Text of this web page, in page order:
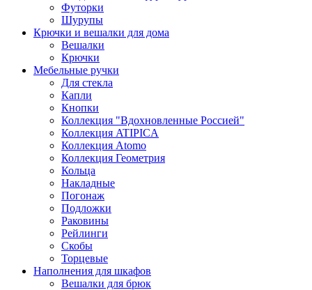
Футорки
Шурупы
Крючки и вешалки для дома
Вешалки
Крючки
Мебельные ручки
Для стекла
Капли
Кнопки
Коллекция "Вдохновленные Россией"
Коллекция ATIPICA
Коллекция Atomo
Коллекция Геометрия
Кольца
Накладные
Погонаж
Подложки
Раковины
Рейлинги
Скобы
Торцевые
Наполнения для шкафов
Вешалки для брюк